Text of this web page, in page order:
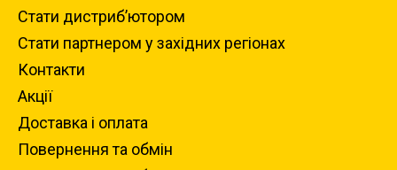
Стати дистриб’ютором
Стати партнером у західних регіонах
Контакти
Акції
Доставка i оплата
Повернення та обмiн